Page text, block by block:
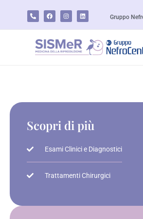
Gruppo
Scopri di più
Esami Clinici e Diagnostici
Trattamenti Chirurgici